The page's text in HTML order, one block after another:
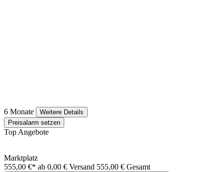
6 Monate
Weitere Details
Preisalarm setzen
Top Angebote
Marktplatz
555,00 €* ab 0,00 € Versand 555,00 € Gesamt